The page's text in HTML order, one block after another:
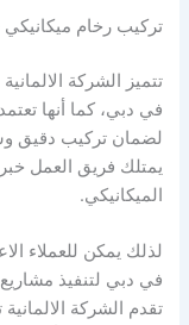
تركيب رخام
تتميز الشركة
في دبي، كما أنها
لضمان تركيب دقيق
يمتلك فريق العمل
الميكانيكي.
لذلك يمكن للعملاء
في دبي لتنفيذ
تقدم الشركة